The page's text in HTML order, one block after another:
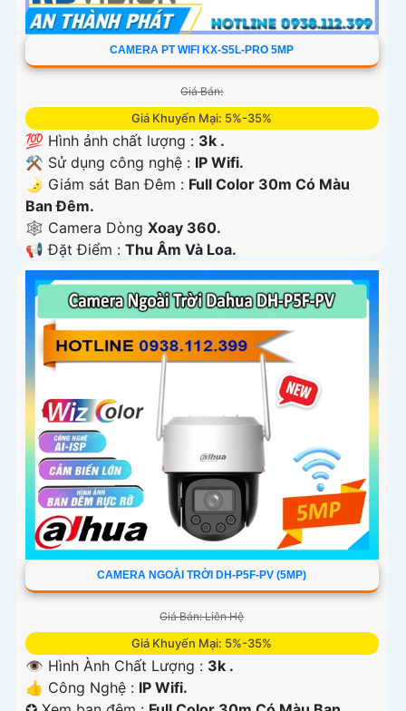
CAMERA PT WIFI KX-S5L-PRO 5MP
Giá Bán:
Giá Khuyến Mại: 5%-35%
💯 Hình ảnh chất lượng : 3k .
⚒ Sử dụng công nghệ : IP Wifi.
🌛 Giám sát Ban Đêm : Full Color 30m Có Màu
Ban Ðêm.
🕸️ Camera Dòng Xoay 360.
️📢 Đặt Điểm : Thu Âm Và Loa.
CAMERA NGOÀI TRỜI DH-P5F-PV (5MP)
Giá Bán: Liên Hệ
Giá Khuyến Mại: 5%-35%
👁 Hình Ành Chất Lượng : 3k .
👍 Công Nghệ : IP Wifi.